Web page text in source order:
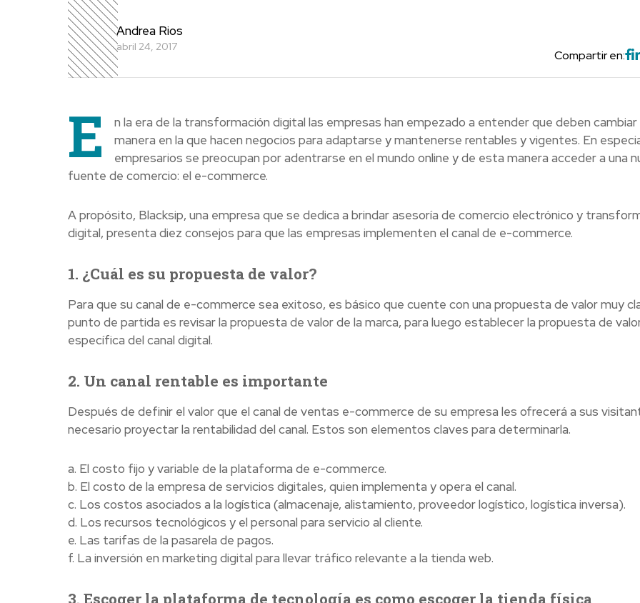
Andrea Rios
abril 24, 2017
Compartir en:
E
n la era de la transformación digital las empresas han empezado a entender que deben cambiar
manera en la que hacen negocios para adaptarse y mantenerse rentables y vigentes. En
empresarios se preocupan por adentrarse en el mundo online y de esta manera acceder a una
fuente de comercio: el e-commerce.
A propósito, Blacksip, una empresa que se dedica a brindar asesoría de comercio electrónico y
digital, presenta diez consejos para que las empresas implementen el canal de e-commerce.
1. ¿Cuál es su propuesta de valor?
Para que su canal de e-commerce sea exitoso, es básico que cuente con una propuesta de valor muy
punto de partida es revisar la propuesta de valor de la marca, para luego establecer la propuesta de
específica del canal digital.
2. Un canal rentable es importante
Después de definir el valor que el canal de ventas e-commerce de su empresa les ofrecerá a sus
necesario proyectar la rentabilidad del canal. Estos son elementos claves para determinarla.
a. El costo fijo y variable de la plataforma de e-commerce.
b. El costo de la empresa de servicios digitales, quien implementa y opera el canal.
c. Los costos asociados a la logística (almacenaje, alistamiento, proveedor logístico, logística inversa).
d. Los recursos tecnológicos y el personal para servicio al cliente.
e. Las tarifas de la pasarela de pagos.
f. La inversión en marketing digital para llevar tráfico relevante a la tienda web.
3. Escoger la plataforma de tecnología es como escoger la tienda física